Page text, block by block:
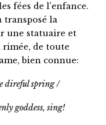
fées de l'enfance.
transposé la
une statuaire et
de toute
bien connue:
direful spring /
goddess, sing!